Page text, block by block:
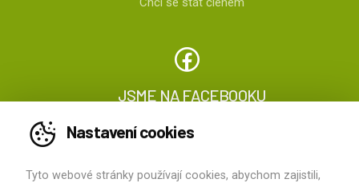
Nastavení cookies
Tyto webové stránky používají cookies, abychom zajistili,
JSME NA FACEBOOKU